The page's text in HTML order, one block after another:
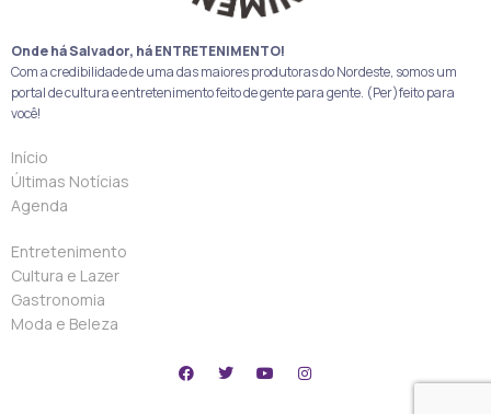
Onde há Salvador, há ENTRETENIMENTO!
Com a credibilidade de uma das maiores produtoras do Nordeste, somos um
portal de cultura e entretenimento feito de gente para gente. (Per)feito para
você!
Início
Últimas Notícias
Agenda
Entretenimento
Cultura e Lazer
Gastronomia
Moda e Beleza